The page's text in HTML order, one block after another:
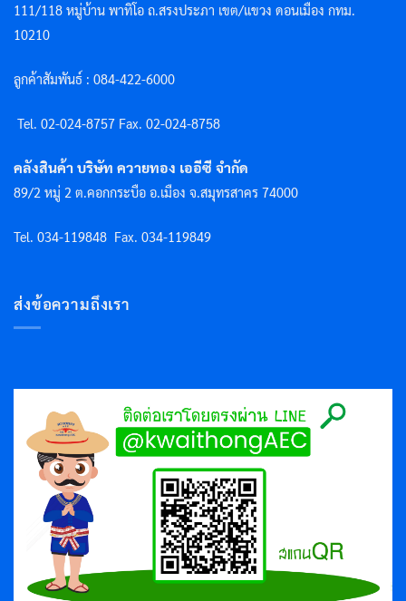
111/118 หมู่บ้าน พาทิโอ ถ.สรงประภา เขต/แขวง ดอนเมือง กทม.
10210
ลูกค้าสัมพันธ์ : 084-422-6000
Tel. 02-024-8757 Fax. 02-024-8758
คลังสินค้า บริษัท ควายทอง เออีซี จำกัด
89/2 หมู่ 2 ต.คอกกระบือ อ.เมือง จ.สมุทรสาคร 74000
Tel. 034-119848 Fax. 034-119849
ส่งข้อความถึงเรา